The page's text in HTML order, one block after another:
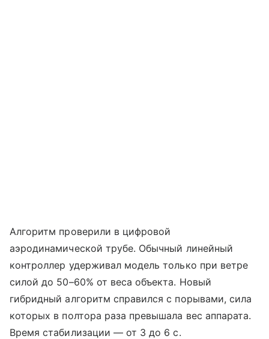
Алгоритм проверили в цифровой
аэродинамической трубе. Обычный линейный
контроллер удерживал модель только при ветре
силой до 50–60% от веса объекта. Новый
гибридный алгоритм справился с порывами, сила
которых в полтора раза превышала вес аппарата.
Время стабилизации — от 3 до 6 с.